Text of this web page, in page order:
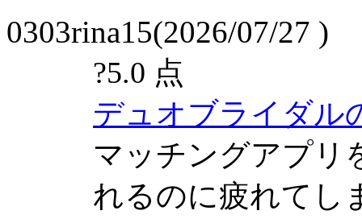
0303rina15(2026/07/27 )
?5.0 点
デュオブライダル
マッチングアプリ
れるのに疲れてし